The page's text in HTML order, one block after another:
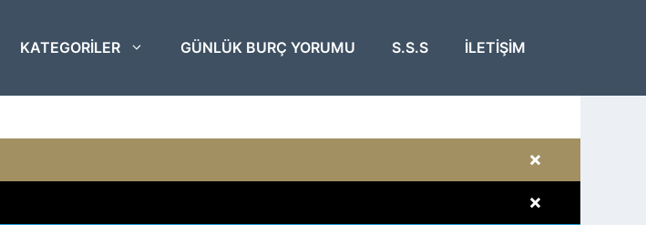
KATEGORILER GÜNLÜK BURÇ YORUMU S.S.S İLETIŞIM
×
×